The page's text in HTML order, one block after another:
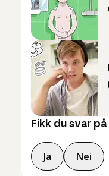
Fikk du svar
Ja Nei